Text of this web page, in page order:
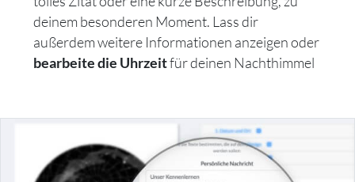
deinem besonderen Moment. Lass dir
außerdem weitere Informationen anzeigen oder
bearbeite die Uhrzeitfür deinen Nachthimmel